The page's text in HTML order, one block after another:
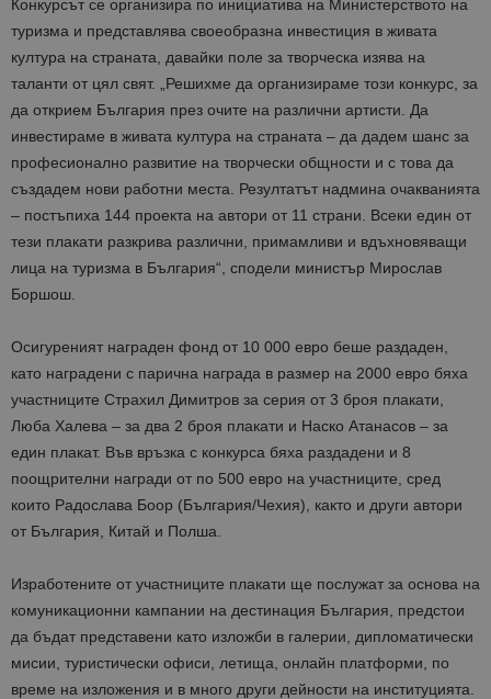
Конкурсът се организира по инициатива на Министерството на
туризма и представлява своеобразна инвестиция в живата
култура на страната, давайки поле за творческа изява на
таланти от цял свят. „Решихме да организираме този конкурс, за
да открием България през очите на различни артисти. Да
инвестираме в живата култура на страната – да дадем шанс за
професионално развитие на творчески общности и с това да
създадем нови работни места. Резултатът надмина очакванията
– постъпиха 144 проекта на автори от 11 страни. Всеки един от
тези плакати разкрива различни, примамливи и вдъхновяващи
лица на туризма в България“, сподели министър Мирослав
Боршош.
Осигуреният награден фонд от 10 000 евро беше раздаден,
като наградени с парична награда в размер на 2000 евро бяха
участниците Страхил Димитров за серия от 3 броя плакати,
Люба Халева – за два 2 броя плакати и Наско Атанасов – за
един плакат. Във връзка с конкурса бяха раздадени и 8
поощрителни награди от по 500 евро на участниците, сред
които Радослава Боор (България/Чехия), както и други автори
от България, Китай и Полша.
Изработените от участниците плакати ще послужат за основа на
комуникационни кампании на дестинация България, предстои
да бъдат представени като изложби в галерии, дипломатически
мисии, туристически офиси, летища, онлайн платформи, по
време на изложения и в много други дейности на институцията.